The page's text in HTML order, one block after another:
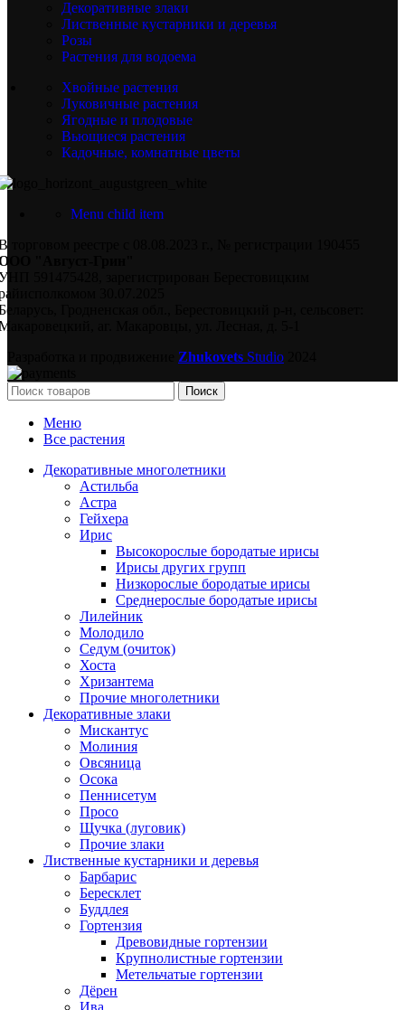
Декоративные злаки
Лиственные кустарники и деревья
Розы
Растения для водоема
Хвойные растения
Луковичные растения
Ягодные и плодовые
Вьющиеся растения
Кадочные, комнатные цветы
Menu child item
торговом реестре с 08.08.2023 г., № регистрации 190455
"Август-Грин"
591475428, зарегистрирован Берестовицким
30.07.2025
Гродненская обл., Берестовицкий р-н, сельсовет:
аг. Макаровцы, ул. Лесная, д. 5-1
Zhukovets Studio
Поиск
Меню
Все растения
Декоративные многолетники
Астильба
Астра
Гейхера
Ирис
Высокорослые бородатые ирисы
Ирисы других групп
Низкорослые бородатые ирисы
Среднерослые бородатые ирисы
Лилейник
Молодило
Седум (очиток)
Хоста
Хризантема
Прочие многолетники
Декоративные злаки
Мискантус
Молиния
Овсяница
Осока
Пеннисетум
Просо
Щучка (луговик)
Прочие злаки
Лиственные кустарники и деревья
Барбарис
Бересклет
Буддлея
Гортензия
Древовидные гортензии
Крупнолистные гортензии
Метельчатые гортензии
Дёрен
Ива